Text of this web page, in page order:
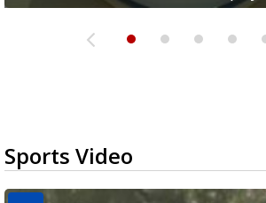
Sports Video